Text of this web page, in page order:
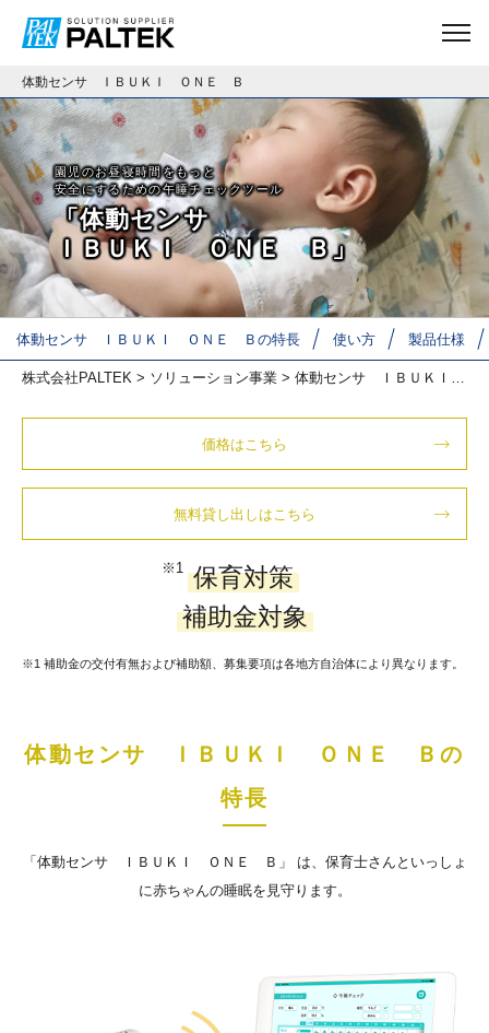
体動センサ ＩＢＵＫＩ ＯＮＥ Ｂ
体動センサ ＩＢＵＫＩ ＯＮＥ Ｂの特長 使い方 製品仕様
株式会社PALTEK > ソリューション事業 > 体動センサ ＩＢＵＫＩ ＯＮＥ Ｂ
園児のお昼寝時間をもっと
安全にするための午睡チェックツール
「体動センサ
ＩＢＵＫＩ ＯＮＥ Ｂ」
価格はこちら
無料貸し出しはこちら
※1
保育対策
補助金対象
※1 補助金の交付有無および補助額、募集要項は各地方自治体により異なります。
体動センサ ＩＢＵＫＩ ＯＮＥ Ｂの
特長
「体動センサ ＩＢＵＫＩ ＯＮＥ Ｂ」 は、保育士さんといっしょ
に赤ちゃんの睡眠を見守ります。